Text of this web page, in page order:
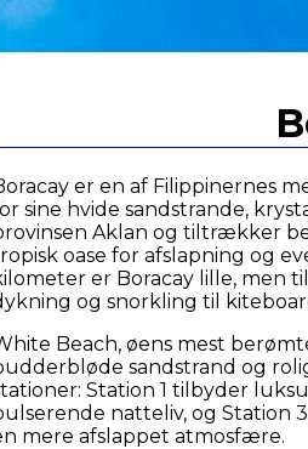
er en af Filippinernes
sine hvide sandstrande,
Aklan og tiltrækker
oase for afslapning og
er Boracay lille, men
og snorkling til
Beach, øens mest
sandstrand og
Station 1 tilbyder
natteliv, og Station
mere afslappet atmosfære.